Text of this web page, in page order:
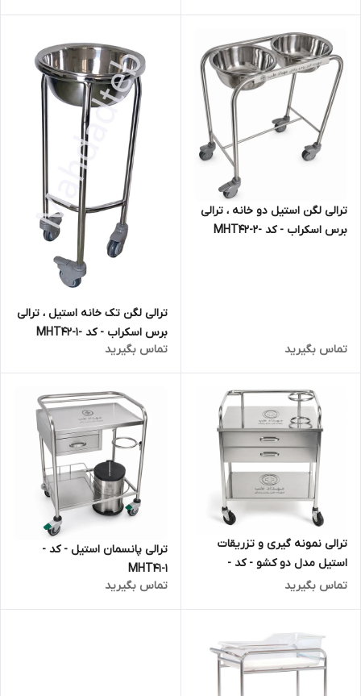
ترالی لگن استیل دو خانه ، ترالی
برس اسکراب - کد -MHT42-2
تماس بگیرید
ترالی لگن تک خانه استیل ، ترالی
برس اسکراب - کد -MHT42-1
تماس بگیرید
ترالی نمونه گیری و تزریقات
استیل مدل دو کشو - کد -
MHT41-2
تماس بگیرید
ترالی پانسمان استیل - کد -
MHT41-1
تماس بگیرید